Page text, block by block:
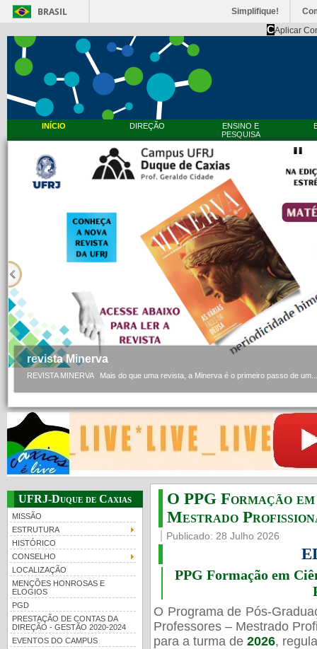
BRASIL Simplifique!
CAplicar
INÍCIO DIREÇÃO
ENSINO E
PESQUISA
revista Minerva
REVISTA MINERVA Mais do que uma revista, a Minerva é o primeiro passo de um...
UFRJ-Duque de Caxias
MISSÃO
ESTRUTURA
HISTÓRICO
CONSELHO
LOCALIZAÇÃO
MENÇÕES HONROSAS E
ELOGIOS
PGD
PRESTAÇÃO DE CONTAS DA
DIREÇÃO - GESTÃO 2020-2024
EVENTOS DO CAMPUS
O PPG Formação
Mestrado
Publicado: 28 Julho 2026
PPG Formação em
O Programa de Pós-
Professores – Mestrado
para a turma de 2026,